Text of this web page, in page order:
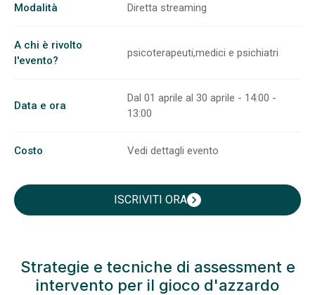
Modalità Diretta streaming
A chi è rivolto
l'evento?
psicoterapeuti,medici e psichiatri
Data e ora
Dal 01 aprile al 30 aprile - 14:00 -
13:00
Costo Vedi dettagli evento
ISCRIVITI ORAchevron_right
Strategie e tecniche di assessment e
intervento per il gioco d'azzardo